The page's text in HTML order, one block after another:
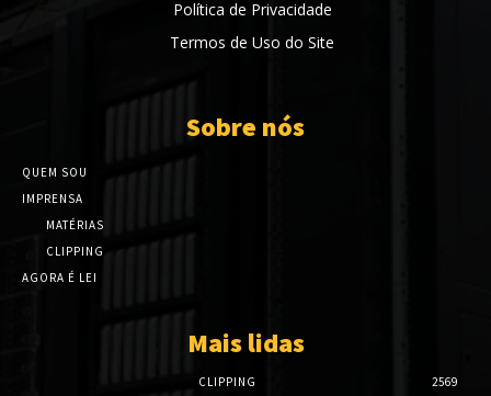
Política de Privacidade
Termos de Uso do Site
Sobre nós
QUEM SOU
IMPRENSA
MATÉRIAS
CLIPPING
AGORA É LEI
Mais lidas
CLIPPING 2569